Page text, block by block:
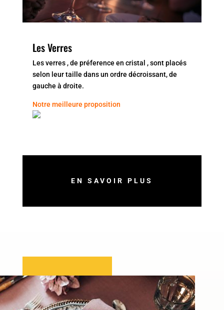
Les Verres
Les verres , de préference en cristal , sont placés
selon leur taille dans un ordre décroissant, de
gauche à droite.
Notre meilleure proposition
EN SAVOIR PLUS